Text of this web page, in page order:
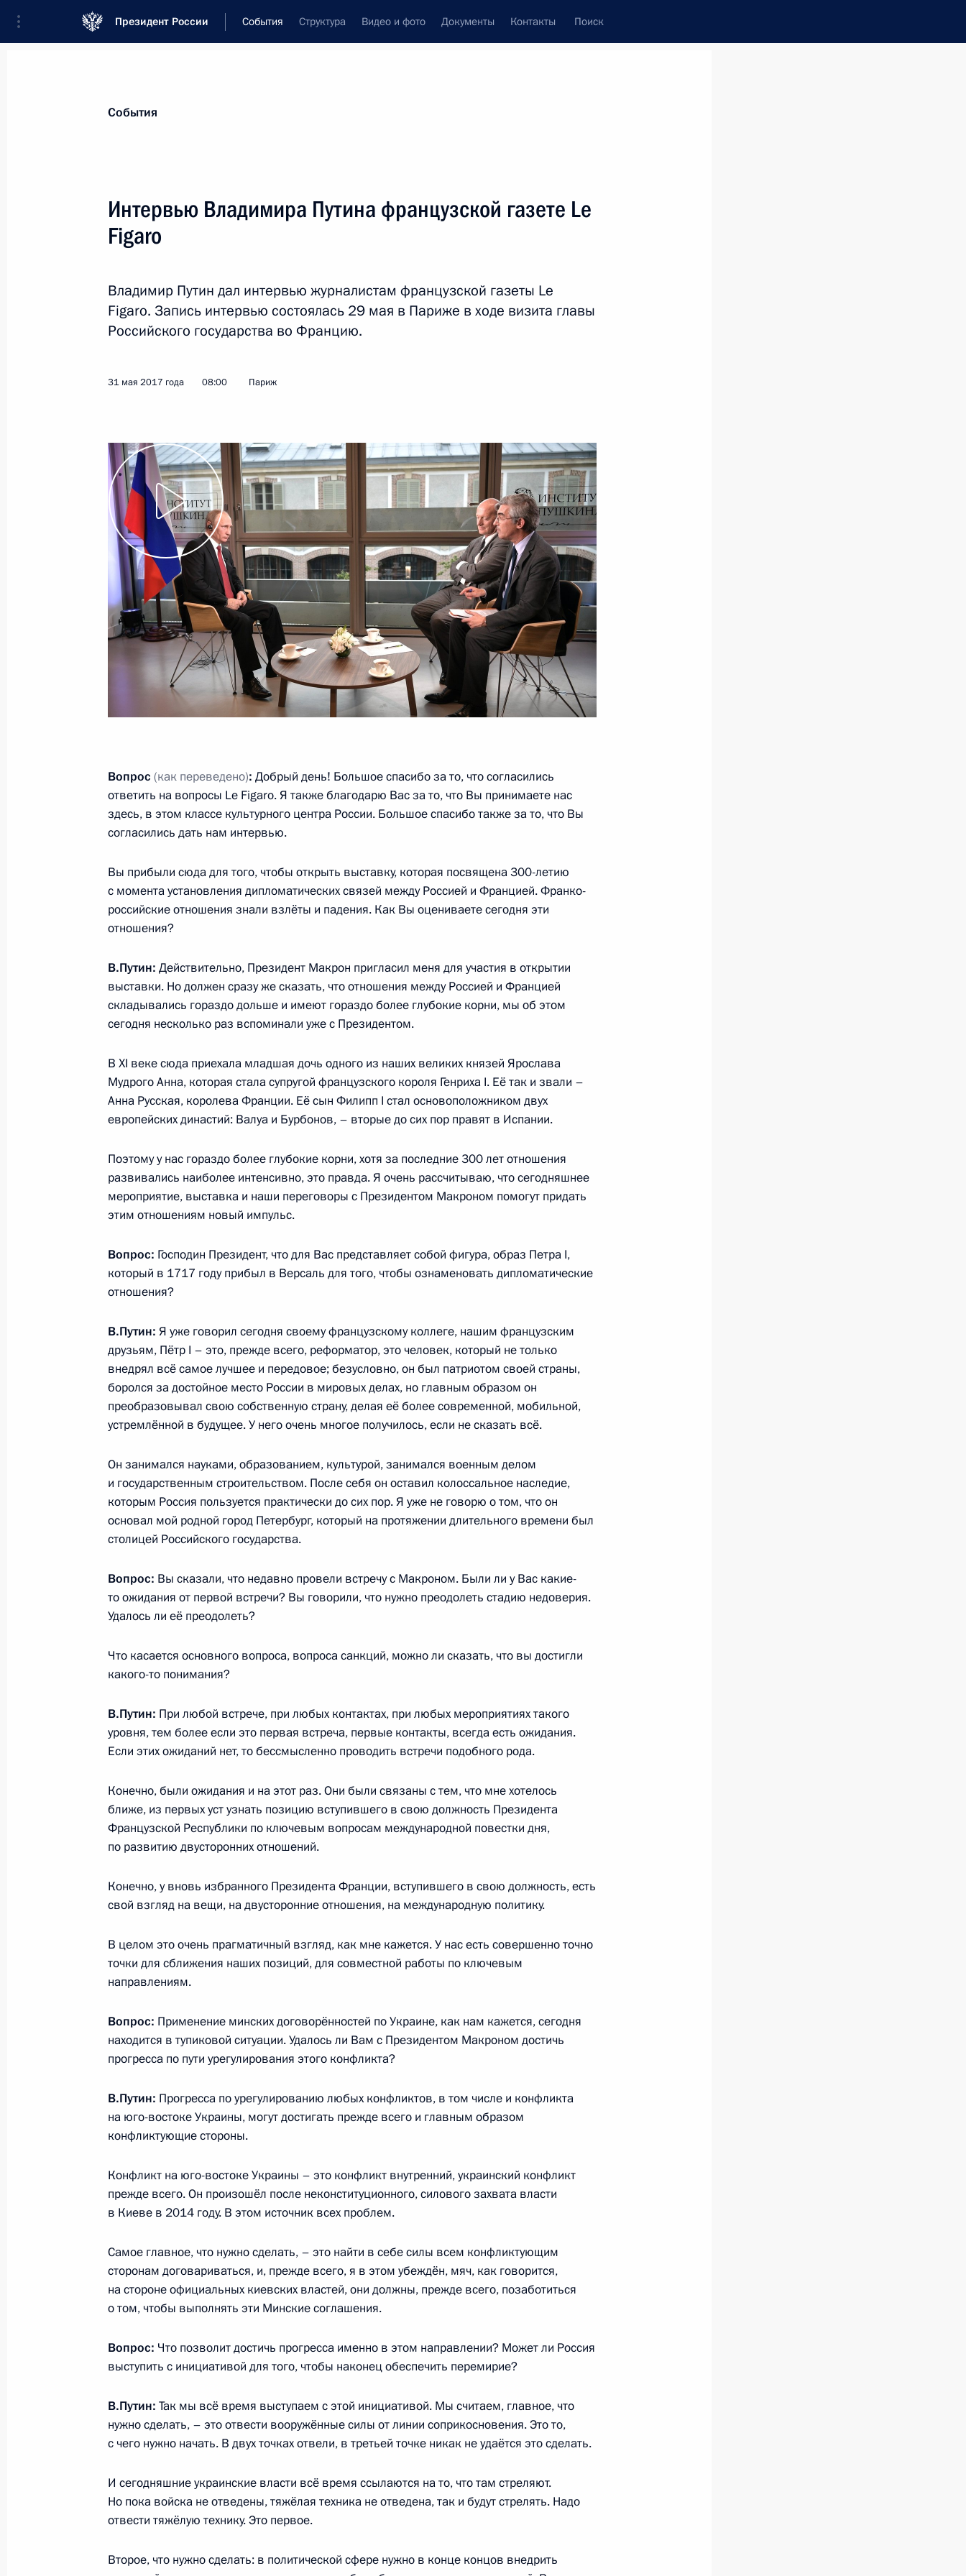
Президент России События Структура Видео и фото Документы Контакты Поиск
Новости
Послания Федеральному Собранию
Заявления по важнейшим вопросам
Речи и обращения
Пресс-конференции
Патрушевым
5 июня 2017 года, 13:30 Москва, Кремль
Интервью американскому телеканалу NBC
5 июня 2017 года, 03:00 Санкт-Петербург
3 20м
3 июня 2017 года, суббота
Церемония имянаречения танкера «Кристоф де Маржери»
3 июня 2017 года, 14:15 Санкт-Петербург
5
3 июня 2017 года, 13:00 Санкт-Петербург
2 июня 2017 года, пятница
Встреча с руководителями крупнейших иностранных компаний
2 июня 2017 года, 20:30 Санкт-Петербург
2 июня 2017 года, 20:00 Санкт-Петербург
2 июня 2017 года, 18:45 Санкт-Петербург
экономического форума
2 июня 2017 года, 17:10 Санкт-Петербург
Встреча с представителями российского и американского
бизнеса
2 июня 2017 года, 13:30
1 июня 2017 года, четверг
Встреча с членами экспертного совета РФПИ и представителями
инвестиционного сообщества
1 июня 2017 года, 19:30
Заявления для прессы по итогам российско-индийских
переговоров
1 июня 2017 года, 19:00 Санкт-Петербург
Встреча с представителями деловых кругов России и Индии
1 июня 2017 года, 14:20
Встреча с руководителями международных информационных
агентств
1 июня 2017 года, 13:30 Санкт-Петербург
31 мая 2017 года, среда
31 мая 2017 года, 19:30 Москва, Кремль
Вручение орденов «Родительская слава»
31 мая 2017 года, 17:15 Москва, Кремль
21
Встреча с Уполномоченным по правам ребёнка Анной
Кузнецовой
Интервью Владимира Путина французской газете Le Figaro
31 мая 2017 года, 08:00 Париж
30 мая 2017 года, вторник
Встреча с академиками Российской академии наук
30 мая 2017 года, 19:30 Москва, Кремль
4
Совещание по экономическим вопросам
Опубликована статья Владимира Путина «Россия и Индия: 70 лет
30 мая 2017 года, 17:30
События
Интервью Владимира Путина французской газете Le
Figaro
Владимир Путин дал интервью журналистам французской газеты Le
Figaro. Запись интервью состоялась 29 мая в Париже в ходе визита главы
Российского государства во Францию.
31 мая 2017 года 08:00 Париж
Вопрос (как переведено): Добрый день! Большое спасибо за то, что согласились
ответить на вопросы Le Figaro. Я также благодарю Вас за то, что Вы принимаете нас
здесь, в этом классе культурного центра России. Большое спасибо также за то, что Вы
согласились дать нам интервью.
Вы прибыли сюда для того, чтобы открыть выставку, которая посвящена 300-летию
с момента установления дипломатических связей между Россией и Францией. Франко-
российские отношения знали взлёты и падения. Как Вы оцениваете сегодня эти
отношения?
В.Путин: Действительно, Президент Макрон пригласил меня для участия в открытии
выставки. Но должен сразу же сказать, что отношения между Россией и Францией
складывались гораздо дольше и имеют гораздо более глубокие корни, мы об этом
сегодня несколько раз вспоминали уже с Президентом.
В XI веке сюда приехала младшая дочь одного из наших великих князей Ярослава
Мудрого Анна, которая стала супругой французского короля Генриха I. Её так и звали –
Анна Русская, королева Франции. Её сын Филипп I стал основоположником двух
европейских династий: Валуа и Бурбонов, – вторые до сих пор правят в Испании.
Поэтому у нас гораздо более глубокие корни, хотя за последние 300 лет отношения
развивались наиболее интенсивно, это правда. Я очень рассчитываю, что сегодняшнее
мероприятие, выставка и наши переговоры с Президентом Макроном помогут придать
этим отношениям новый импульс.
Вопрос: Господин Президент, что для Вас представляет собой фигура, образ Петра I,
который в 1717 году прибыл в Версаль для того, чтобы ознаменовать дипломатические
отношения?
В.Путин: Я уже говорил сегодня своему французскому коллеге, нашим французским
друзьям, Пётр I – это, прежде всего, реформатор, это человек, который не только
внедрял всё самое лучшее и передовое; безусловно, он был патриотом своей страны,
боролся за достойное место России в мировых делах, но главным образом он
преобразовывал свою собственную страну, делая её более современной, мобильной,
устремлённой в будущее. У него очень многое получилось, если не сказать всё.
Он занимался науками, образованием, культурой, занимался военным делом
и государственным строительством. После себя он оставил колоссальное наследие,
которым Россия пользуется практически до сих пор. Я уже не говорю о том, что он
основал мой родной город Петербург, который на протяжении длительного времени был
столицей Российского государства.
Вопрос: Вы сказали, что недавно провели встречу с Макроном. Были ли у Вас какие-
то ожидания от первой встречи? Вы говорили, что нужно преодолеть стадию недоверия.
Удалось ли её преодолеть?
Что касается основного вопроса, вопроса санкций, можно ли сказать, что вы достигли
какого-то понимания?
В.Путин: При любой встрече, при любых контактах, при любых мероприятиях такого
уровня, тем более если это первая встреча, первые контакты, всегда есть ожидания.
Если этих ожиданий нет, то бессмысленно проводить встречи подобного рода.
Конечно, были ожидания и на этот раз. Они были связаны с тем, что мне хотелось
ближе, из первых уст узнать позицию вступившего в свою должность Президента
Французской Республики по ключевым вопросам международной повестки дня,
по развитию двусторонних отношений.
Конечно, у вновь избранного Президента Франции, вступившего в свою должность, есть
свой взгляд на вещи, на двусторонние отношения, на международную политику.
В целом это очень прагматичный взгляд, как мне кажется. У нас есть совершенно точно
точки для сближения наших позиций, для совместной работы по ключевым
направлениям.
Вопрос: Применение минских договорённостей по Украине, как нам кажется, сегодня
находится в тупиковой ситуации. Удалось ли Вам с Президентом Макроном достичь
прогресса по пути урегулирования этого конфликта?
В.Путин: Прогресса по урегулированию любых конфликтов, в том числе и конфликта
на юго-востоке Украины, могут достигать прежде всего и главным образом
конфликтующие стороны.
Конфликт на юго-востоке Украины – это конфликт внутренний, украинский конфликт
прежде всего. Он произошёл после неконституционного, силового захвата власти
в Киеве в 2014 году. В этом источник всех проблем.
Самое главное, что нужно сделать, – это найти в себе силы всем конфликтующим
сторонам договариваться, и, прежде всего, я в этом убеждён, мяч, как говорится,
на стороне официальных киевских властей, они должны, прежде всего, позаботиться
о том, чтобы выполнять эти Минские соглашения.
Вопрос: Что позволит достичь прогресса именно в этом направлении? Может ли Россия
выступить с инициативой для того, чтобы наконец обеспечить перемирие?
В.Путин: Так мы всё время выступаем с этой инициативой. Мы считаем, главное, что
нужно сделать, – это отвести вооружённые силы от линии соприкосновения. Это то,
с чего нужно начать. В двух точках отвели, в третьей точке никак не удаётся это сделать.
И сегодняшние украинские власти всё время ссылаются на то, что там стреляют.
Но пока войска не отведены, тяжёлая техника не отведена, так и будут стрелять. Надо
отвести тяжёлую технику. Это первое.
Второе, что нужно сделать: в политической сфере нужно в конце концов внедрить